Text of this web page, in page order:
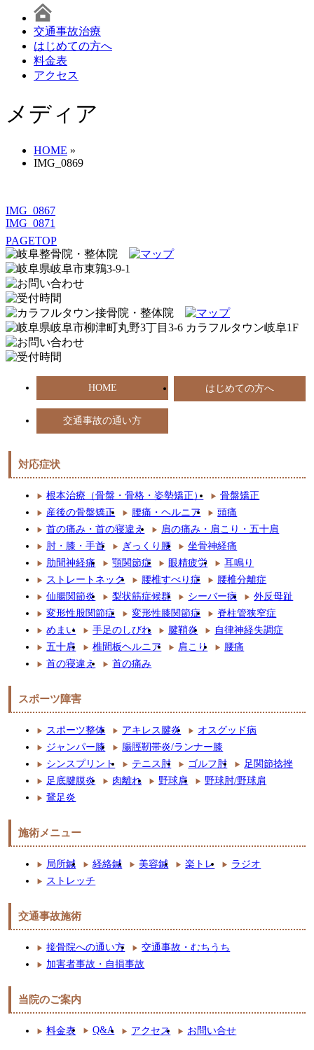
交通事故治療
はじめての方へ
料金表
アクセス
メディア
HOME »
IMG_0869
IMG_0867
IMG_0871
PAGETOP
HOME はじめての方へ
交通事故の通い方
対応症状
根本治療（骨盤・骨格・姿勢矯正）
骨盤矯正
産後の骨盤矯正
腰痛・ヘルニア
頭痛
首の痛み・首の寝違え
肩の痛み・肩こり・五十肩
肘・膝・手首
ぎっくり腰
坐骨神経痛
肋間神経痛
顎関節症 眼精疲労
耳鳴り
ストレートネック
腰椎すべり症
腰椎分離症
仙腸関節炎
梨状筋症候群 シーバー病
外反母趾
変形性股関節症
変形性膝関節症
脊柱管狭窄症
めまい
手足のしびれ 腱鞘炎
自律神経失調症
五十肩
椎間板ヘルニア 肩こり
腰痛
首の寝違え
首の痛み
スポーツ障害
スポーツ整体 アキレス腱炎
オスグッド病
ジャンパー膝
腸脛靭帯炎/ランナー膝
シンスプリント
テニス肘 ゴルフ肘
足関節捻挫
足底腱膜炎
肉離れ 野球肩
野球肘/野球肩
鵞足炎
施術メニュー
局所鍼 経絡鍼 美容鍼 楽トレ
ラジオ
ストレッチ
交通事故施術
接骨院への通い方
交通事故・むちうち
加害者事故・自損事故
当院のご案内
料金表 Q&A アクセス お問い合せ